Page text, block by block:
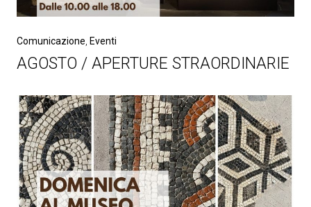
Comunicazione Eventi
AGOSTO / APERTURE STRAORDINARIE